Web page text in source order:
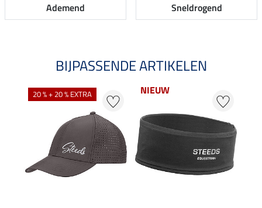
Ademend Sneldrogend
BIJPASSENDE ARTIKELEN
20 % + 20 % EXTRA NIEUW